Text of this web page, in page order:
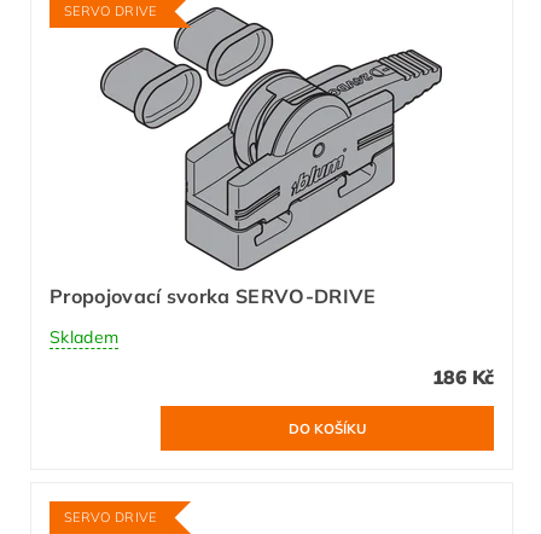
SERVO DRIVE
Propojovací svorka SERVO-DRIVE
Skladem
186 Kč
SERVO DRIVE